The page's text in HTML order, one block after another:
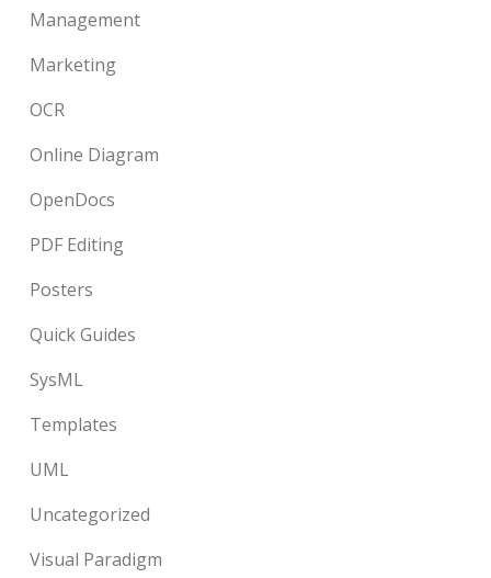
Management
Marketing
OCR
Online Diagram
OpenDocs
PDF Editing
Posters
Quick Guides
SysML
Templates
UML
Uncategorized
Visual Paradigm